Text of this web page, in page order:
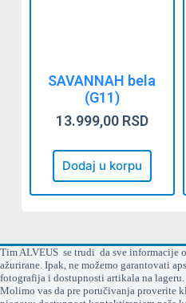
SAVANNAH bela
(G11)
13.999,00 RSD
Dodaj u korpu
Tim ALVEUS se trudi da sve informacije
ažurirane. Ipak, ne možemo garantovati
fotografija i dostupnosti artikala na lageru.
Molimo vas da pre poručivanja proverite